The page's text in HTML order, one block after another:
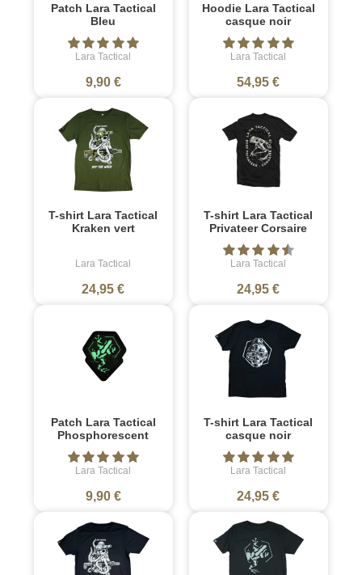
Patch Lara Tactical
Bleu
Lara Tactical
9,90 €
Hoodie Lara Tactical
casque noir
Lara Tactical
54,95 €
T-shirt Lara Tactical
Kraken vert
Lara Tactical
24,95 €
T-shirt Lara Tactical
Privateer Corsaire
Lara Tactical
24,95 €
Patch Lara Tactical
Phosphorescent
Lara Tactical
9,90 €
T-shirt Lara Tactical
casque noir
Lara Tactical
24,95 €